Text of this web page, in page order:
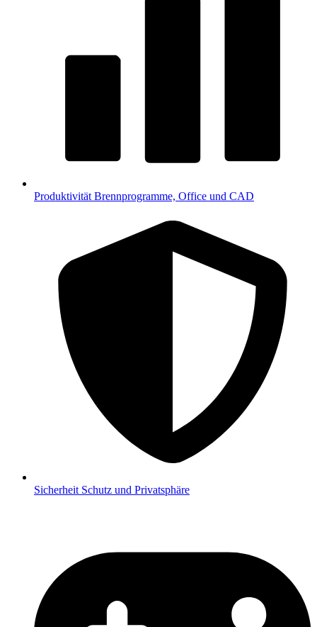
Produktivität Brennprogramme, Office und CAD
Sicherheit Schutz und Privatsphäre